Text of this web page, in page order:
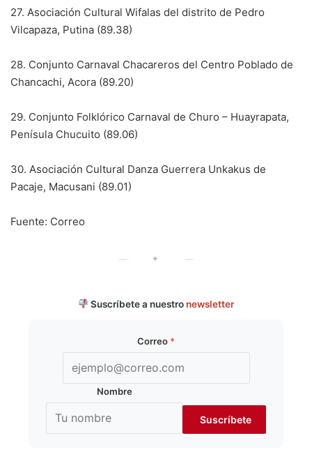
27. Asociación Cultural Wifalas del distrito de Pedro
Vilcapaza, Putina (89.38)
28. Conjunto Carnaval Chacareros del Centro Poblado de
Chancachi, Acora (89.20)
29. Conjunto Folklórico Carnaval de Churo – Huayrapata,
Penísula Chucuito (89.06)
30. Asociación Cultural Danza Guerrera Unkakus de
Pacaje, Macusani (89.01)
Fuente: Correo
✦
Suscríbete a nuestro newsletter
Correo *
Nombre